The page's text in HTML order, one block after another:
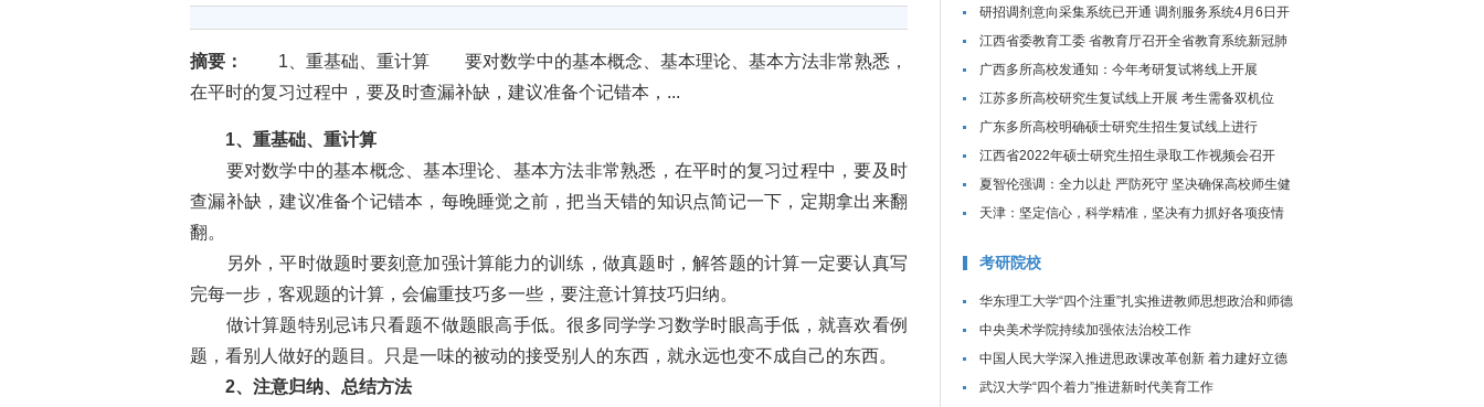
摘要：
1、重基础、重计算 要对数学中的基本概念、基本理论、基本方法非常熟悉，
在平时的复习过程中，要及时查漏补缺，建议准备个记错本，...
1、重基础、重计算
要对数学中的基本概念、基本理论、基本方法非常熟悉，在平时的复习过程中，要及时
查漏补缺，建议准备个记错本，每晚睡觉之前，把当天错的知识点简记一下，定期拿出来翻
翻。
另外，平时做题时要刻意加强计算能力的训练，做真题时，解答题的计算一定要认真写
完每一步，客观题的计算，会偏重技巧多一些，要注意计算技巧归纳。
做计算题特别忌讳只看题不做题眼高手低。很多同学学习数学时眼高手低，就喜欢看例
题，看别人做好的题目。只是一味的被动的接受别人的东西，就永远也变不成自己的东西。
2、注意归纳、总结方法
研招调剂意向采集系统已开通 调剂服务系统4月6日开
通
江西省委教育工委 省教育厅召开全省教育系统新冠肺
炎疫情防控工作视频调度会议
广西多所高校发通知：今年考研复试将线上开展
江苏多所高校研究生复试线上开展 考生需备双机位
广东多所高校明确硕士研究生招生复试线上进行
江西省2022年硕士研究生招生录取工作视频会召开
夏智伦强调：全力以赴 严防死守 坚决确保高校师生健
康、校园平安
天津：坚定信心，科学精准，坚决有力抓好各项疫情
考研院校
华东理工大学“四个注重”扎实推进教师思想政治和师德
师风建设工作
中央美术学院持续加强依法治校工作
中国人民大学深入推进思政课改革创新 着力建好立德
树人关键课程
武汉大学“四个着力”推进新时代美育工作